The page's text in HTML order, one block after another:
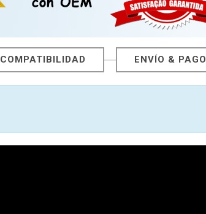
COMPATIBILIDAD ENVÍO & PAGO